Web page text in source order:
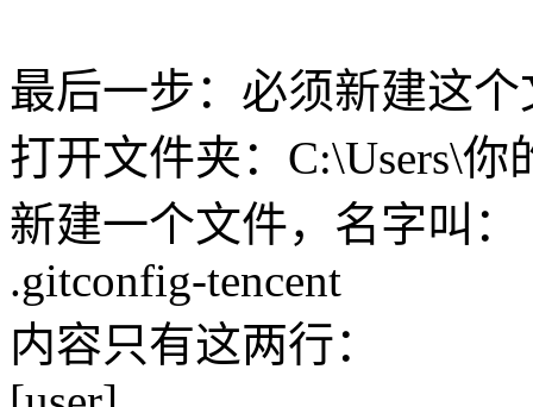
最后一步：必须新建这个
打开文件夹：C:\Users\你
新建一个文件，名字叫：
.gitconfig-tencent
内容只有这两行：